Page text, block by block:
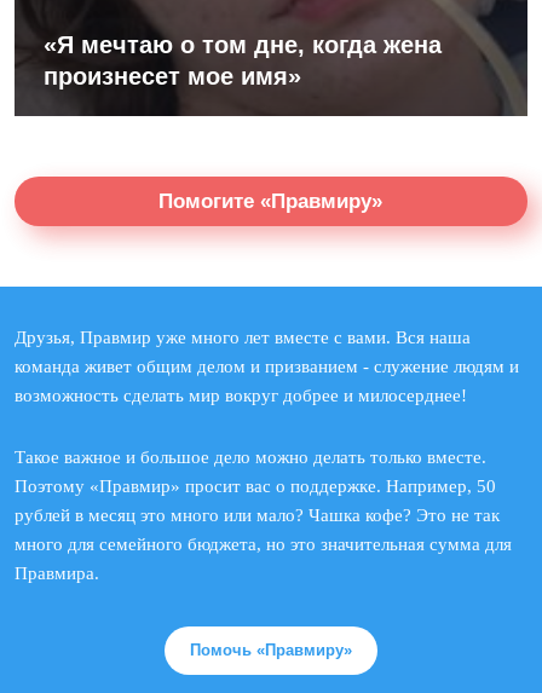
«Я мечтаю о том дне, когда жена
произнесет мое имя»
Помогите «Правмиру»
Друзья, Правмир уже много лет вместе с вами. Вся наша
команда живет общим делом и призванием - служение людям и
возможность сделать мир вокруг добрее и милосерднее!
Такое важное и большое дело можно делать только вместе.
Поэтому «Правмир» просит вас о поддержке. Например, 50
рублей в месяц это много или мало? Чашка кофе? Это не так
много для семейного бюджета, но это значительная сумма для
Правмира.
Помочь «Правмиру»